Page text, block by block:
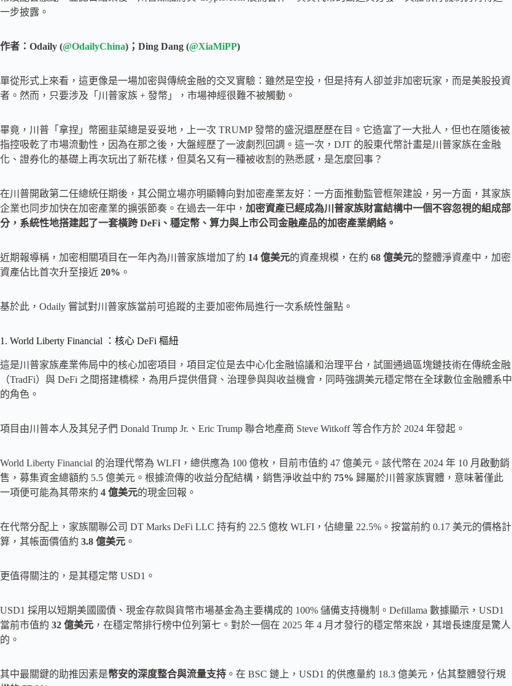
一步披露。
作者：Odaily (@OdailyChina)；Ding Dang (@XiaMiPP)
單從形式上來看，這更像是一場加密與傳統金融的交叉實驗：雖然是空投，但是持有人卻並非加密玩家，而是美股投資
者。然而，只要涉及「川普家族 + 發幣」，市場神經很難不被觸動。
畢竟，川普「拿捏」幣圈韭菜總是妥妥地，上一次 TRUMP 發幣的盛況還歷歷在目。它造富了一大批人，但也在隨後被
指控吸乾了市場流動性，因為在那之後，大盤經歷了一波劇烈回調。這一次，DJT 的股東代幣計畫是川普家族在金融
化、證券化的基礎上再次玩出了新花樣，但莫名又有一種被收割的熟悉感，是怎麼回事？
在川普開啟第二任總統任期後，其公開立場亦明顯轉向對加密產業友好：一方面推動監管框架建設，另一方面，其家族
企業也同步加快在加密產業的擴張節奏。在過去一年中， 加密資產已經成為川普家族財富結構中一個不容忽視的組成部
分，系統性地搭建起了一套橫跨 DeFi、穩定幣、算力與上市公司金融產品的加密產業網絡。
近期報導稱，加密相關項目在一年內為川普家族增加了約 14 億美元的資產規模，在約 68 億美元的整體淨資產中，加密
資產佔比首次升至接近 20% 。
基於此，Odaily 嘗試對川普家族當前可追蹤的主要加密佈局進行一次系統性盤點。
1. World Liberty Financial ：核心 DeFi 樞紐
這是川普家族產業佈局中的核心加密項目，項目定位是去中心化金融協議和治理平台，試圖通過區塊鏈技術在傳統金融
（TradFi）與 DeFi 之間搭建橋樑，為用戶提供借貸、治理參與與收益機會，同時強調美元穩定幣在全球數位金融體系中
的角色。
項目由川普本人及其兒子們 Donald Trump Jr.、Eric Trump 聯合地產商 Steve Witkoff 等合作方於 2024 年發起。
World Liberty Financial 的治理代幣為 WLFI，總供應為 100 億枚，目前市值約 47 億美元。該代幣在 2024 年 10 月啟動銷
售，募集資金總額約 5.5 億美元。根據流傳的收益分配結構，銷售淨收益中約 75% 歸屬於川普家族實體，意味著僅此
一項便可能為其帶來約 4 億美元的現金回報。
在代幣分配上，家族關聯公司 DT Marks DeFi LLC 持有約 22.5 億枚 WLFI，佔總量 22.5%。按當前約 0.17 美元的價格計
算，其帳面價值約 3.8 億美元 。
更值得關注的，是其穩定幣 USD1。
USD1 採用以短期美國國債、現金存款與貨幣市場基金為主要構成的 100% 儲備支持機制。Defillama 數據顯示，USD1
當前市值約 32 億美元 ，在穩定幣排行榜中位列第七。對於一個在 2025 年 4 月才發行的穩定幣來說，其增長速度是驚人
的。
其中最關鍵的助推因素是幣安的深度整合與流量支持 。在 BSC 鏈上，USD1 的供應量約 18.3 億美元，佔其整體發行規